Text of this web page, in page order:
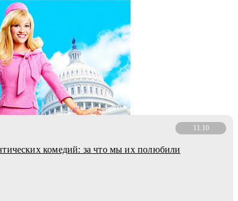
11.10
комедий: за что мы их полюбили